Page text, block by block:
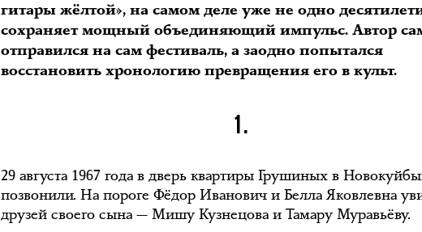
гитары жёлтой», на самом деле уже не одно
сохраняет мощный объединяющий импульс. Автор
отправился на сам фестиваль, а заодно попытался
восстановить хронологию превращения его в культ.
1.
29 августа 1967 года в дверь квартиры Грушиных в
позвонили. На пороге Фёдор Иванович и Белла Яковлевна
друзей своего сына — Мишу Кузнецова и Тамару Муравьёву.